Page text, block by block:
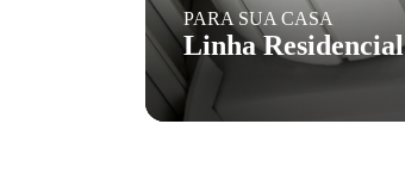
PARA SUA CASA
Linha Residencial